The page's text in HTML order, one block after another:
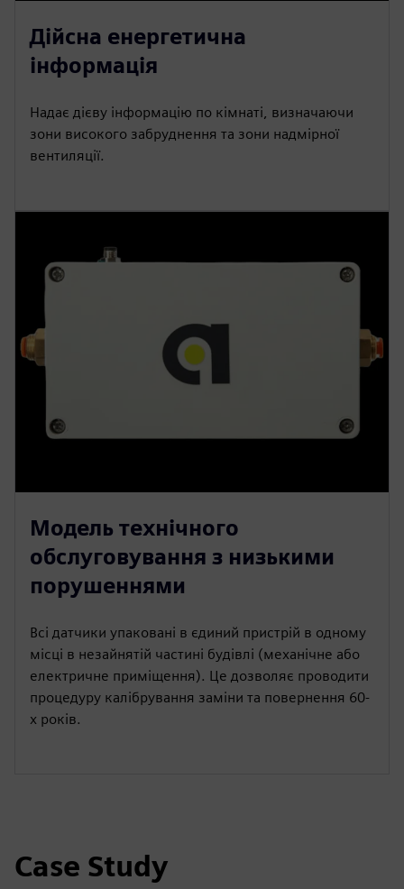
Дійсна енергетична
інформація
Надає дієву інформацію по кімнаті, визначаючи
зони високого забруднення та зони надмірної
вентиляції.
Модель технічного
обслуговування з низькими
порушеннями
Всі датчики упаковані в єдиний пристрій в одному
місці в незайнятій частині будівлі (механічне або
електричне приміщення). Це дозволяє проводити
процедуру калібрування заміни та повернення 60-
х років.
Case Study